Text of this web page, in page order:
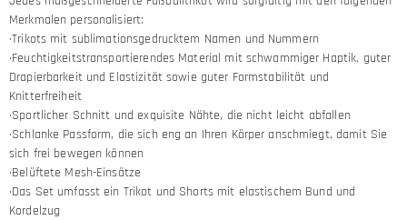
Merkmalen personalisiert:
·Trikots mit sublimationsgedrucktem Namen und Nummern
·Feuchtigkeitstransportierendes Material mit schwammiger Haptik, guter
Drapierbarkeit und Elastizität sowie guter Formstabilität und
Knitterfreiheit
·Sportlicher Schnitt und exquisite Nähte, die nicht leicht abfallen
·Schlanke Passform, die sich eng an Ihren Körper anschmiegt, damit Sie
sich frei bewegen können
·Belüftete Mesh-Einsätze
·Das Set umfasst ein Trikot und Shorts mit elastischem Bund und
Kordelzug